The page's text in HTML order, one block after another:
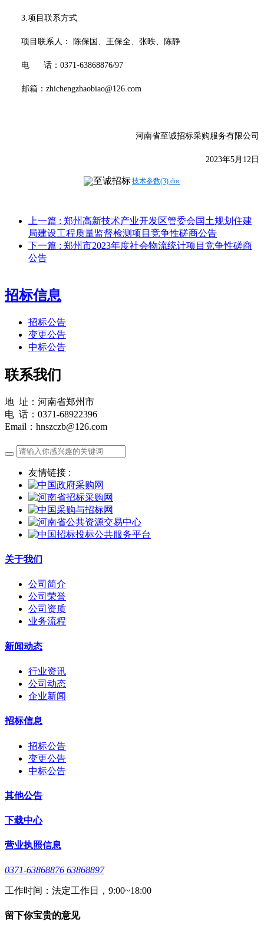
3.项目联系方式
项目联系人： 陈保国、王保全、张昳、陈静
电 话： 0371-63868876/97
邮箱： zhichengzhaobiao@126.com
河南省至诚招标采购服务有限公司
2023年5月 12 日
技术参数(3).doc
上一篇 : 郑州高新技术产业开发区管委会国土规划住建
局建设工程质量监督检测项目竞争性磋商公告
下一篇 : 郑州市2023年度社会物流统计项目竞争性磋商
公告
招标信息
招标公告
变更公告
中标公告
联系我们
地 址：河南省郑州市
电 话：0371-68922396
Email：hnszczb@126.com
友情链接 :
关于我们
公司简介
公司荣誉
公司资质
业务流程
新闻动态
行业资讯
公司动态
企业新闻
招标信息
招标公告
变更公告
中标公告
其他公告
下载中心
营业执照信息
0371-63868876 63868897
工作时间：法定工作日，9:00~18:00
留下你宝贵的意见